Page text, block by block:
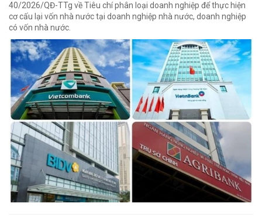
40/2026/QĐ-TTg về Tiêu chí phân loại doanh nghiệp để thực hiện
cơ cấu lại vốn nhà nước tại doanh nghiệp nhà nước, doanh nghiệp
có vốn nhà nước.